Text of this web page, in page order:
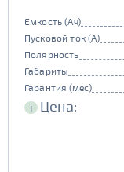
Емкость (Ач)
Пусковой ток (А)
Полярность
Габариты
Гарантия (мес)
i Цена: